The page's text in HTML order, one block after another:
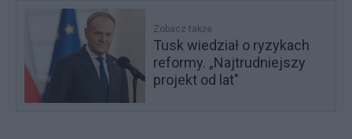
Zobacz także
Tusk wiedział o ryzykach
reformy. „Najtrudniejszy
projekt od lat"